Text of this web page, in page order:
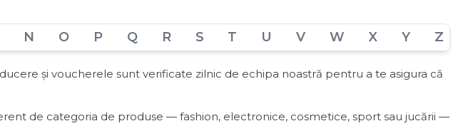
N O P Q R S T U V W X Y Z
și voucherele sunt verificate zilnic de echipa noastră pentru a te asigura că
de categoria de produse — fashion, electronice, cosmetice, sport sau jucării —